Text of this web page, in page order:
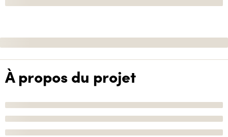
À propos du projet